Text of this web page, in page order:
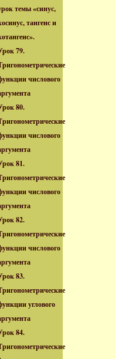
темы «синус,
тангенс и
79.
числового
80.
числового
81.
числового
82.
числового
83.
углового
84.